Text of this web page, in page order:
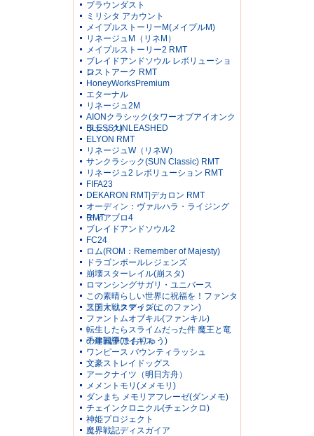
ブラウンダスト
ミリシタ アカウント
メイプルストーリーM(メイプルM)
リネージュM（リネM）
メイプルストーリー2 RMT
ブレイドアンドソウル レボリューショ
ン
ロストアーク RMT
HoneyWorksPremium
エターナル
リネージュ2M
AIONクラシック(タワーオブアイオンク
ラシック)
BLESS UNLEASHED
ELYON RMT
リネージュW（リネW）
サンクラシック(SUN Classic) RMT
リネージュ2 レボリューション RMT
FIFA23
DEKARON RMT|デカロン RMT
オーディン：ヴァルハラ・ライジング
RMT
ディアブロ4
ブレイドアンドソウル2
FC24
ロム(ROM：Remember of Majesty)
ドラゴンボールレジェンズ
崩壊スターレイル(崩スタ)
ロマンシングサガリ・ユニバース
この素晴らしい世界に祝福を！ファンタ
スティックデイズ(このファン)
三国大戦スマッシュ
ファントムオブキル(ファンキル)
転生したらスライムだった件 魔王と竜
の建国譚(まおりゅう)
千年戦争アイギス
ワンピース バウンティラッシュ
文豪ストレイドッグス
アークナイツ（明日方舟）
メメントモリ(メメモリ)
ダンまち メモリアフレーゼ(ダンメモ)
チェインクロニクル(チェンクロ)
神姫プロジェクト
魔界戦記ディスガイア